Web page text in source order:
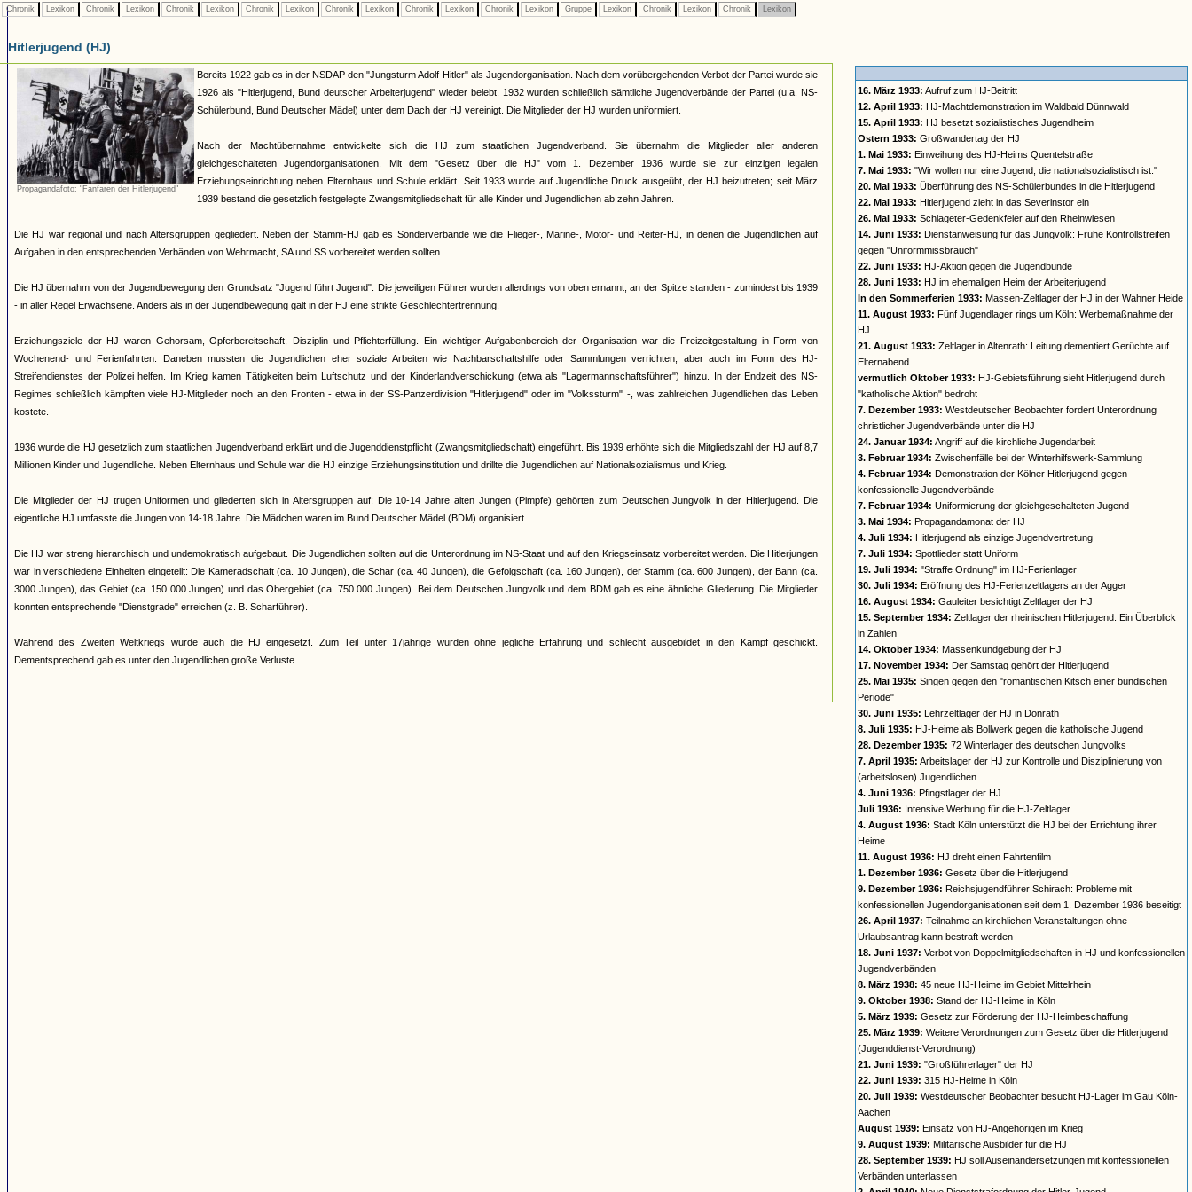
Chronik Lexikon Chronik Lexikon Chronik Lexikon Chronik Lexikon Chronik Lexikon Chronik Lexikon Chronik Lexikon Gruppe Lexikon Chronik Lexikon Chronik Lexikon
Hitlerjugend (HJ)
Propagandafoto: "Fanfaren der Hitlerjugend"
Bereits 1922 gab es in der NSDAP den "Jungsturm Adolf Hitler" als Jugendorganisation. Nach dem vorübergehenden Verbot der Partei wurde sie
1926 als "Hitlerjugend, Bund deutscher Arbeiterjugend" wieder belebt. 1932 wurden schließlich sämtliche Jugendverbände der Partei (u.a. NS-
Schülerbund, Bund Deutscher Mädel) unter dem Dach der HJ vereinigt. Die Mitglieder der HJ wurden uniformiert.
Nach der Machtübernahme entwickelte sich die HJ zum staatlichen Jugendverband. Sie übernahm die Mitglieder aller anderen
gleichgeschalteten Jugendorganisationen. Mit dem "Gesetz über die HJ" vom 1. Dezember 1936 wurde sie zur einzigen legalen
Erziehungseinrichtung neben Elternhaus und Schule erklärt. Seit 1933 wurde auf Jugendliche Druck ausgeübt, der HJ beizutreten; seit März
1939 bestand die gesetzlich festgelegte Zwangsmitgliedschaft für alle Kinder und Jugendlichen ab zehn Jahren.
Die HJ war regional und nach Altersgruppen gegliedert. Neben der Stamm-HJ gab es Sonderverbände wie die Flieger-, Marine-, Motor- und Reiter-HJ, in denen die Jugendlichen auf
Aufgaben in den entsprechenden Verbänden von Wehrmacht, SA und SS vorbereitet werden sollten.
Die HJ übernahm von der Jugendbewegung den Grundsatz "Jugend führt Jugend". Die jeweiligen Führer wurden allerdings von oben ernannt, an der Spitze standen - zumindest bis 1939
- in aller Regel Erwachsene. Anders als in der Jugendbewegung galt in der HJ eine strikte Geschlechtertrennung.
Erziehungsziele der HJ waren Gehorsam, Opferbereitschaft, Disziplin und Pflichterfüllung. Ein wichtiger Aufgabenbereich der Organisation war die Freizeitgestaltung in Form von
Wochenend- und Ferienfahrten. Daneben mussten die Jugendlichen eher soziale Arbeiten wie Nachbarschaftshilfe oder Sammlungen verrichten, aber auch im Form des HJ-
Streifendienstes der Polizei helfen. Im Krieg kamen Tätigkeiten beim Luftschutz und der Kinderlandverschickung (etwa als "Lagermannschaftsführer") hinzu. In der Endzeit des NS-
Regimes schließlich kämpften viele HJ-Mitglieder noch an den Fronten - etwa in der SS-Panzerdivision "Hitlerjugend" oder im "Volkssturm" -, was zahlreichen Jugendlichen das Leben
kostete.
1936 wurde die HJ gesetzlich zum staatlichen Jugendverband erklärt und die Jugenddienstpflicht (Zwangsmitgliedschaft) eingeführt. Bis 1939 erhöhte sich die Mitgliedszahl der HJ auf 8,7
Millionen Kinder und Jugendliche. Neben Elternhaus und Schule war die HJ einzige Erziehungsinstitution und drillte die Jugendlichen auf Nationalsozialismus und Krieg.
Die Mitglieder der HJ trugen Uniformen und gliederten sich in Altersgruppen auf: Die 10-14 Jahre alten Jungen (Pimpfe) gehörten zum Deutschen Jungvolk in der Hitlerjugend. Die
eigentliche HJ umfasste die Jungen von 14-18 Jahre. Die Mädchen waren im Bund Deutscher Mädel (BDM) organisiert.
Die HJ war streng hierarchisch und undemokratisch aufgebaut. Die Jugendlichen sollten auf die Unterordnung im NS-Staat und auf den Kriegseinsatz vorbereitet werden. Die Hitlerjungen
war in verschiedene Einheiten eingeteilt: Die Kameradschaft (ca. 10 Jungen), die Schar (ca. 40 Jungen), die Gefolgschaft (ca. 160 Jungen), der Stamm (ca. 600 Jungen), der Bann (ca.
3000 Jungen), das Gebiet (ca. 150 000 Jungen) und das Obergebiet (ca. 750 000 Jungen). Bei dem Deutschen Jungvolk und dem BDM gab es eine ähnliche Gliederung. Die Mitglieder
konnten entsprechende "Dienstgrade" erreichen (z. B. Scharführer).
Während des Zweiten Weltkriegs wurde auch die HJ eingesetzt. Zum Teil unter 17jährige wurden ohne jegliche Erfahrung und schlecht ausgebildet in den Kampf geschickt.
Dementsprechend gab es unter den Jugendlichen große Verluste.
16. März 1933: Aufruf zum HJ-Beitritt
12. April 1933: HJ-Machtdemonstration im Waldbald Dünnwald
15. April 1933: HJ besetzt sozialistisches Jugendheim
Ostern 1933: Großwandertag der HJ
1. Mai 1933: Einweihung des HJ-Heims Quentelstraße
7. Mai 1933: "Wir wollen nur eine Jugend, die nationalsozialistisch ist."
20. Mai 1933: Überführung des NS-Schülerbundes in die Hitlerjugend
22. Mai 1933: Hitlerjugend zieht in das Severinstor ein
26. Mai 1933: Schlageter-Gedenkfeier auf den Rheinwiesen
14. Juni 1933: Dienstanweisung für das Jungvolk: Frühe Kontrollstreifen
gegen "Uniformmissbrauch"
22. Juni 1933: HJ-Aktion gegen die Jugendbünde
28. Juni 1933: HJ im ehemaligen Heim der Arbeiterjugend
In den Sommerferien 1933: Massen-Zeltlager der HJ in der Wahner Heide
11. August 1933: Fünf Jugendlager rings um Köln: Werbemaßnahme der
HJ
21. August 1933: Zeltlager in Altenrath: Leitung dementiert Gerüchte auf
Elternabend
vermutlich Oktober 1933: HJ-Gebietsführung sieht Hitlerjugend durch
"katholische Aktion" bedroht
7. Dezember 1933: Westdeutscher Beobachter fordert Unterordnung
christlicher Jugendverbände unter die HJ
24. Januar 1934: Angriff auf die kirchliche Jugendarbeit
3. Februar 1934: Zwischenfälle bei der Winterhilfswerk-Sammlung
4. Februar 1934: Demonstration der Kölner Hitlerjugend gegen
konfessionelle Jugendverbände
7. Februar 1934: Uniformierung der gleichgeschalteten Jugend
3. Mai 1934: Propagandamonat der HJ
4. Juli 1934: Hitlerjugend als einzige Jugendvertretung
7. Juli 1934: Spottlieder statt Uniform
19. Juli 1934: "Straffe Ordnung" im HJ-Ferienlager
30. Juli 1934: Eröffnung des HJ-Ferienzeltlagers an der Agger
16. August 1934: Gauleiter besichtigt Zeltlager der HJ
15. September 1934: Zeltlager der rheinischen Hitlerjugend: Ein Überblick
in Zahlen
14. Oktober 1934: Massenkundgebung der HJ
17. November 1934: Der Samstag gehört der Hitlerjugend
25. Mai 1935: Singen gegen den "romantischen Kitsch einer bündischen
Periode"
30. Juni 1935: Lehrzeltlager der HJ in Donrath
8. Juli 1935: HJ-Heime als Bollwerk gegen die katholische Jugend
28. Dezember 1935: 72 Winterlager des deutschen Jungvolks
7. April 1935: Arbeitslager der HJ zur Kontrolle und Disziplinierung von
(arbeitslosen) Jugendlichen
4. Juni 1936: Pfingstlager der HJ
Juli 1936: Intensive Werbung für die HJ-Zeltlager
4. August 1936: Stadt Köln unterstützt die HJ bei der Errichtung ihrer
Heime
11. August 1936: HJ dreht einen Fahrtenfilm
1. Dezember 1936: Gesetz über die Hitlerjugend
9. Dezember 1936: Reichsjugendführer Schirach: Probleme mit
konfessionellen Jugendorganisationen seit dem 1. Dezember 1936 beseitigt
26. April 1937: Teilnahme an kirchlichen Veranstaltungen ohne
Urlaubsantrag kann bestraft werden
18. Juni 1937: Verbot von Doppelmitgliedschaften in HJ und konfessionellen
Jugendverbänden
8. März 1938: 45 neue HJ-Heime im Gebiet Mittelrhein
9. Oktober 1938: Stand der HJ-Heime in Köln
5. März 1939: Gesetz zur Förderung der HJ-Heimbeschaffung
25. März 1939: Weitere Verordnungen zum Gesetz über die Hitlerjugend
(Jugenddienst-Verordnung)
21. Juni 1939: "Großführerlager" der HJ
22. Juni 1939: 315 HJ-Heime in Köln
20. Juli 1939: Westdeutscher Beobachter besucht HJ-Lager im Gau Köln-
Aachen
August 1939: Einsatz von HJ-Angehörigen im Krieg
9. August 1939: Militärische Ausbilder für die HJ
28. September 1939: HJ soll Auseinandersetzungen mit konfessionellen
Verbänden unterlassen